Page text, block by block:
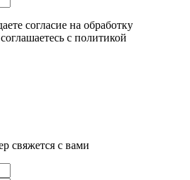
согласие на обработку
c политикой
свяжется с вами